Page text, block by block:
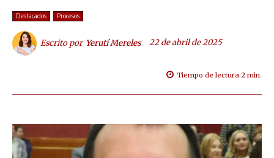
Destacados Procesos
Escrito por Yerutí Mereles 22 de abril de 2025
Tiempo de lectura:2 min.